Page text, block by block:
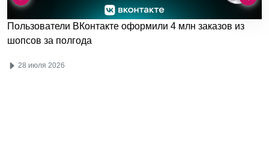
Пользователи ВКонтакте оформили 4 млн заказов из
шопсов за полгода
28 июля 2026